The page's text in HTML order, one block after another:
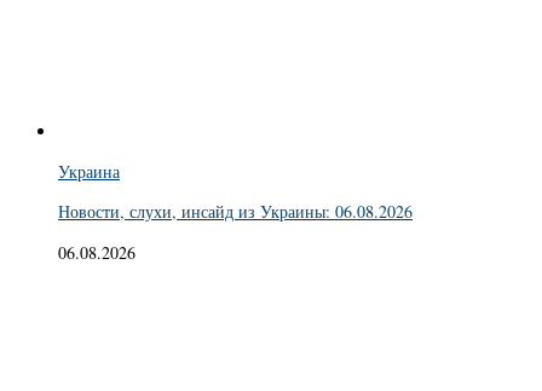
Украина
Новости, слухи, инсайд из Украины: 06.08.2026
06.08.2026